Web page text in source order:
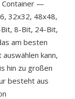
Container —
32x32, 48x48,
8-Bit, 24-Bit,
am besten
kann,
hin zu großen
besteht aus